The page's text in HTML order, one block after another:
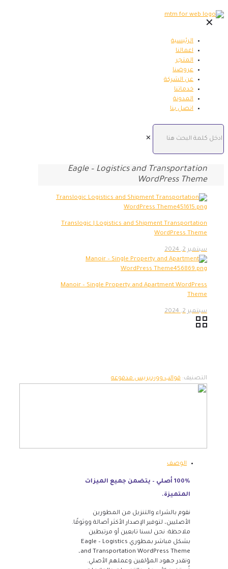
✕
الرئيسية
اعمالنا
المتجر
عروضنا
عن الشركة
خدماتنا
المدونة
اتصل بنا
✕
Eagle – Logistics and Transportation
WordPress Theme
Translogic | Logistics and Shipment Transportation
WordPress Theme
سبتمبر 2, 2024
Manoir – Single Property and Apartment WordPress
Theme
سبتمبر 2, 2024
التصنيف: قوالب ووردبريس مدفوعه
الوصف
100% أصلي – يتضمن جميع الميزات
المتميزة.
نقوم بالشراء والتنزيل من المطورين
الأصليين، لتوفير الإصدار الأكثر أصالة ووثوقًا.
ملاحظة: نحن لسنا تابعين أو مرتبطين
بشكل مباشر بمطوري Eagle – Logistics
and Transportation WordPress Theme،
ونقدر جهود المؤلفين وعملهم الأصلي.